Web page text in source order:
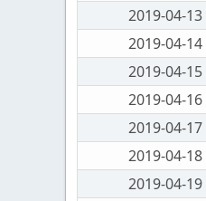
2019-04-13
2019-04-14
2019-04-15
2019-04-16
2019-04-17
2019-04-18
2019-04-19